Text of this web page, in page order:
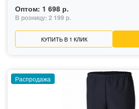
Оптом: 1 698 р.
В розницу: 2 199 р.
КУПИТЬ В 1 КЛИК
Распродажа